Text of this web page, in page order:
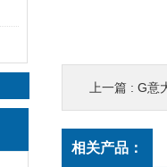
上一篇 : G意
相关产品：